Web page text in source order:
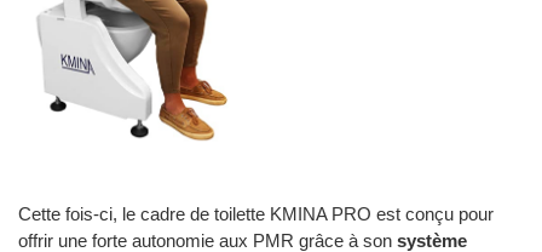
Cette fois-ci, le cadre de toilette KMINA PRO est conçu pour
offrir une forte autonomie aux PMR grâce à son système